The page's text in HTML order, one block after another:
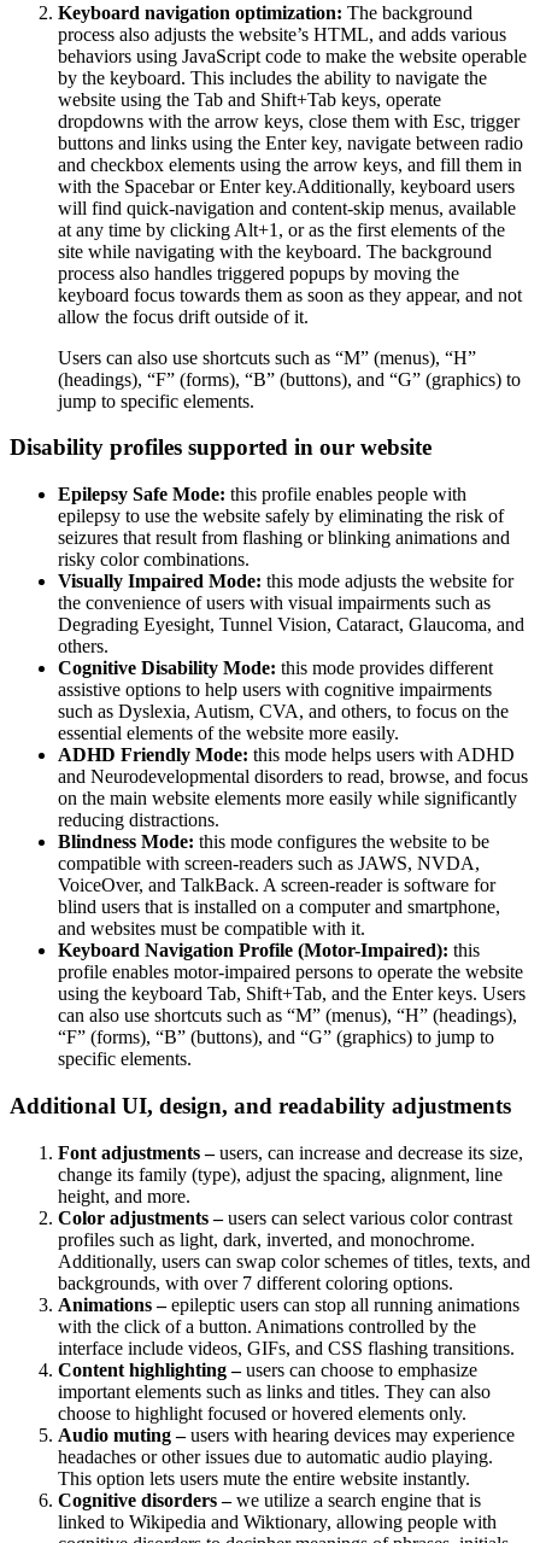
Keyboard navigation optimization: The background
process also adjusts the website’s HTML, and adds various
behaviors using JavaScript code to make the website operable
by the keyboard. This includes the ability to navigate the
website using the Tab and Shift+Tab keys, operate
dropdowns with the arrow keys, close them with Esc, trigger
buttons and links using the Enter key, navigate between radio
and checkbox elements using the arrow keys, and fill them in
with the Spacebar or Enter key.Additionally, keyboard users
will find quick-navigation and content-skip menus, available
at any time by clicking Alt+1, or as the first elements of the
site while navigating with the keyboard. The background
process also handles triggered popups by moving the
keyboard focus towards them as soon as they appear, and not
allow the focus drift outside of it.
Users can also use shortcuts such as “M” (menus), “H”
(headings), “F” (forms), “B” (buttons), and “G” (graphics) to
jump to specific elements.
Disability profiles supported in our website
Epilepsy Safe Mode: this profile enables people with
epilepsy to use the website safely by eliminating the risk of
seizures that result from flashing or blinking animations and
risky color combinations.
Visually Impaired Mode: this mode adjusts the website for
the convenience of users with visual impairments such as
Degrading Eyesight, Tunnel Vision, Cataract, Glaucoma, and
others.
Cognitive Disability Mode: this mode provides different
assistive options to help users with cognitive impairments
such as Dyslexia, Autism, CVA, and others, to focus on the
essential elements of the website more easily.
ADHD Friendly Mode: this mode helps users with ADHD
and Neurodevelopmental disorders to read, browse, and focus
on the main website elements more easily while significantly
reducing distractions.
Blindness Mode: this mode configures the website to be
compatible with screen-readers such as JAWS, NVDA,
VoiceOver, and TalkBack. A screen-reader is software for
blind users that is installed on a computer and smartphone,
and websites must be compatible with it.
Keyboard Navigation Profile (Motor-Impaired): this
profile enables motor-impaired persons to operate the website
using the keyboard Tab, Shift+Tab, and the Enter keys. Users
can also use shortcuts such as “M” (menus), “H” (headings),
“F” (forms), “B” (buttons), and “G” (graphics) to jump to
specific elements.
Additional UI, design, and readability adjustments
Font adjustments –users, can increase and decrease its size,
change its family (type), adjust the spacing, alignment, line
height, and more.
Color adjustments –users can select various color contrast
profiles such as light, dark, inverted, and monochrome.
Additionally, users can swap color schemes of titles, texts, and
backgrounds, with over 7 different coloring options.
Animations –epileptic users can stop all running animations
with the click of a button. Animations controlled by the
interface include videos, GIFs, and CSS flashing transitions.
Content highlighting –users can choose to emphasize
important elements such as links and titles. They can also
choose to highlight focused or hovered elements only.
Audio muting –users with hearing devices may experience
headaches or other issues due to automatic audio playing.
This option lets users mute the entire website instantly.
Cognitive disorders –we utilize a search engine that is
linked to Wikipedia and Wiktionary, allowing people with